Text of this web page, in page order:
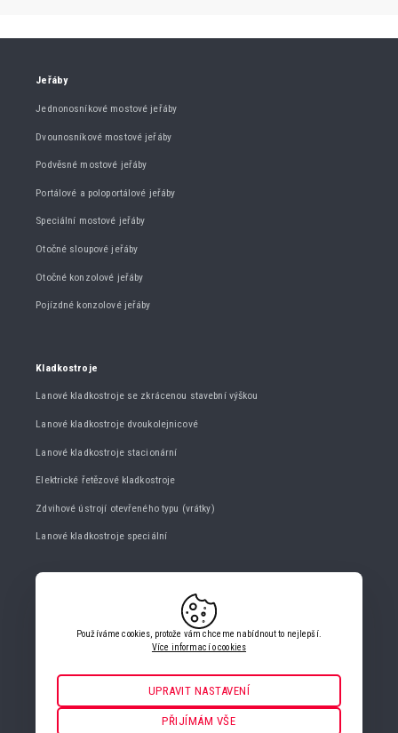
Jeřáby
Jednonosníkové mostové jeřáby
Dvounosníkové mostové jeřáby
Podvěsné mostové jeřáby
Portálové a poloportálové jeřáby
Speciální mostové jeřáby
Otočné sloupové jeřáby
Otočné konzolové jeřáby
Pojízdné konzolové jeřáby
Kladkostroje
Lanové kladkostroje se zkrácenou stavební výškou
Lanové kladkostroje dvoukolejnicové
Lanové kladkostroje stacionární
Elektrické řetězové kladkostroje
Zdvihové ústrojí otevřeného typu (vrátky)
Lanové kladkostroje speciální
info@gigasro.czPoužíváme cookies, protože vám chceme nabídnout to nejlepší.
Více informací o cookies
UPRAVIT NASTAVENÍ
PŘIJÍMÁM VŠE